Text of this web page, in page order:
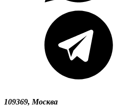
109369, Москва